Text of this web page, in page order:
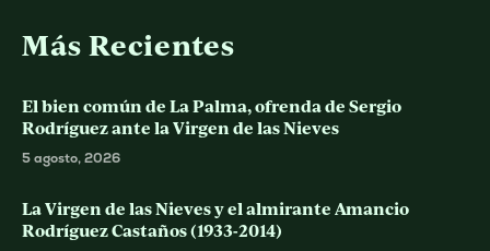
Más Recientes
El bien común de La Palma, ofrenda de Sergio
Rodríguez ante la Virgen de las Nieves
5 agosto, 2026
La Virgen de las Nieves y el almirante Amancio
Rodríguez Castaños (1933-2014)